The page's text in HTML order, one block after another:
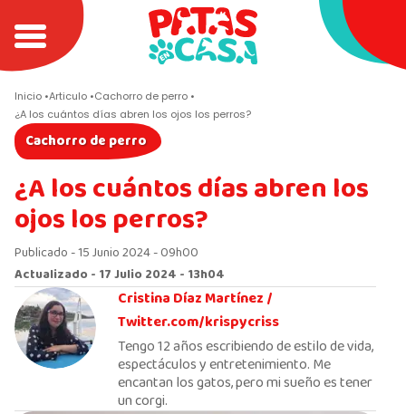
Inicio Articulo Cachorro de perro
¿A los cuántos días abren los ojos los perros?
Cachorro de perro
¿A los cuántos días abren los
ojos los perros?
Publicado - 15 Junio 2024 - 09h00
Actualizado - 17 Julio 2024 - 13h04
Cristina Díaz Martínez /
Twitter.com/krispycriss
Tengo 12 años escribiendo de estilo de vida,
espectáculos y entretenimiento. Me
encantan los gatos, pero mi sueño es tener
un corgi.